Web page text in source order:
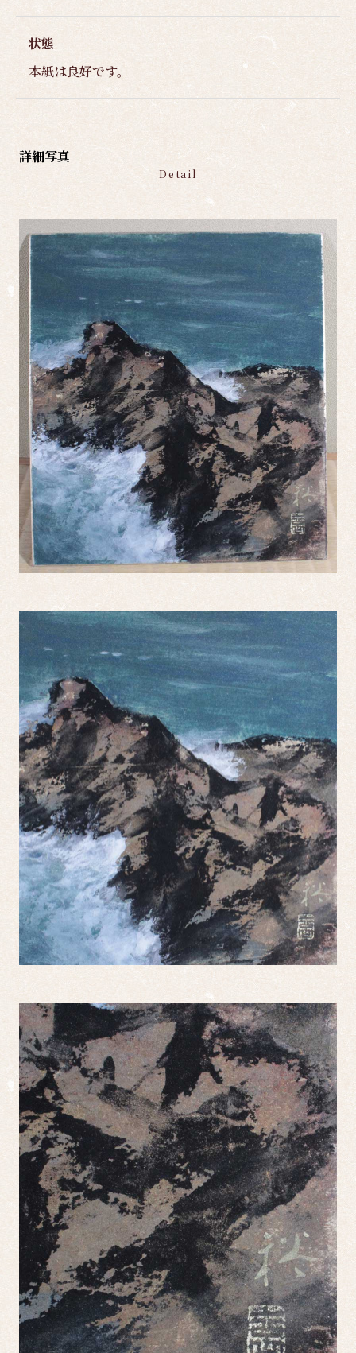
状態
本紙は良好です。
詳細写真
Detail